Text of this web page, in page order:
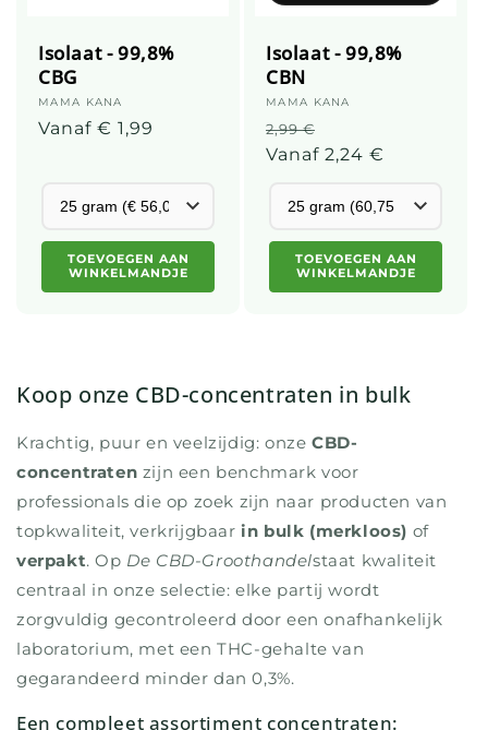
Isolaat - 99,8%
CBG
Leverancier:
MAMA KANA
Gebruikelijke
Vanaf € 1,99
TOEVOEGEN AAN
WINKELMANDJE
Isolaat - 99,8%
CBN
Leverancier:
MAMA KANA
Normale
prijs
2,99 €
Vanaf 2,24 €
TOEVOEGEN AAN
WINKELMANDJE
Koop onze CBD-concentraten in bulk
Krachtig, puur en veelzijdig: onze CBD-
concentraten zijn een benchmark voor
professionals die op zoek zijn naar producten van
topkwaliteit, verkrijgbaarin bulk (merkloos) of
verpakt. Op De CBD-Groothandelstaat kwaliteit
centraal in onze selectie: elke partij wordt
zorgvuldig gecontroleerd door een onafhankelijk
laboratorium, met een THC-gehalte van
gegarandeerd minder dan 0,3%.
Een compleet assortiment concentraten: